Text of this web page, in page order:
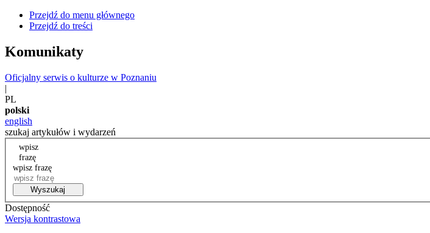
Przejdź do menu głównego
Przejdź do treści
Komunikaty
Oficjalny serwis o kulturze w Poznaniu
|
PL
polski
english
szukaj artykułów i wydarzeń
wpisz
frazę
wpisz frazę
Wyszukaj
Dostępność
Wersja kontrastowa